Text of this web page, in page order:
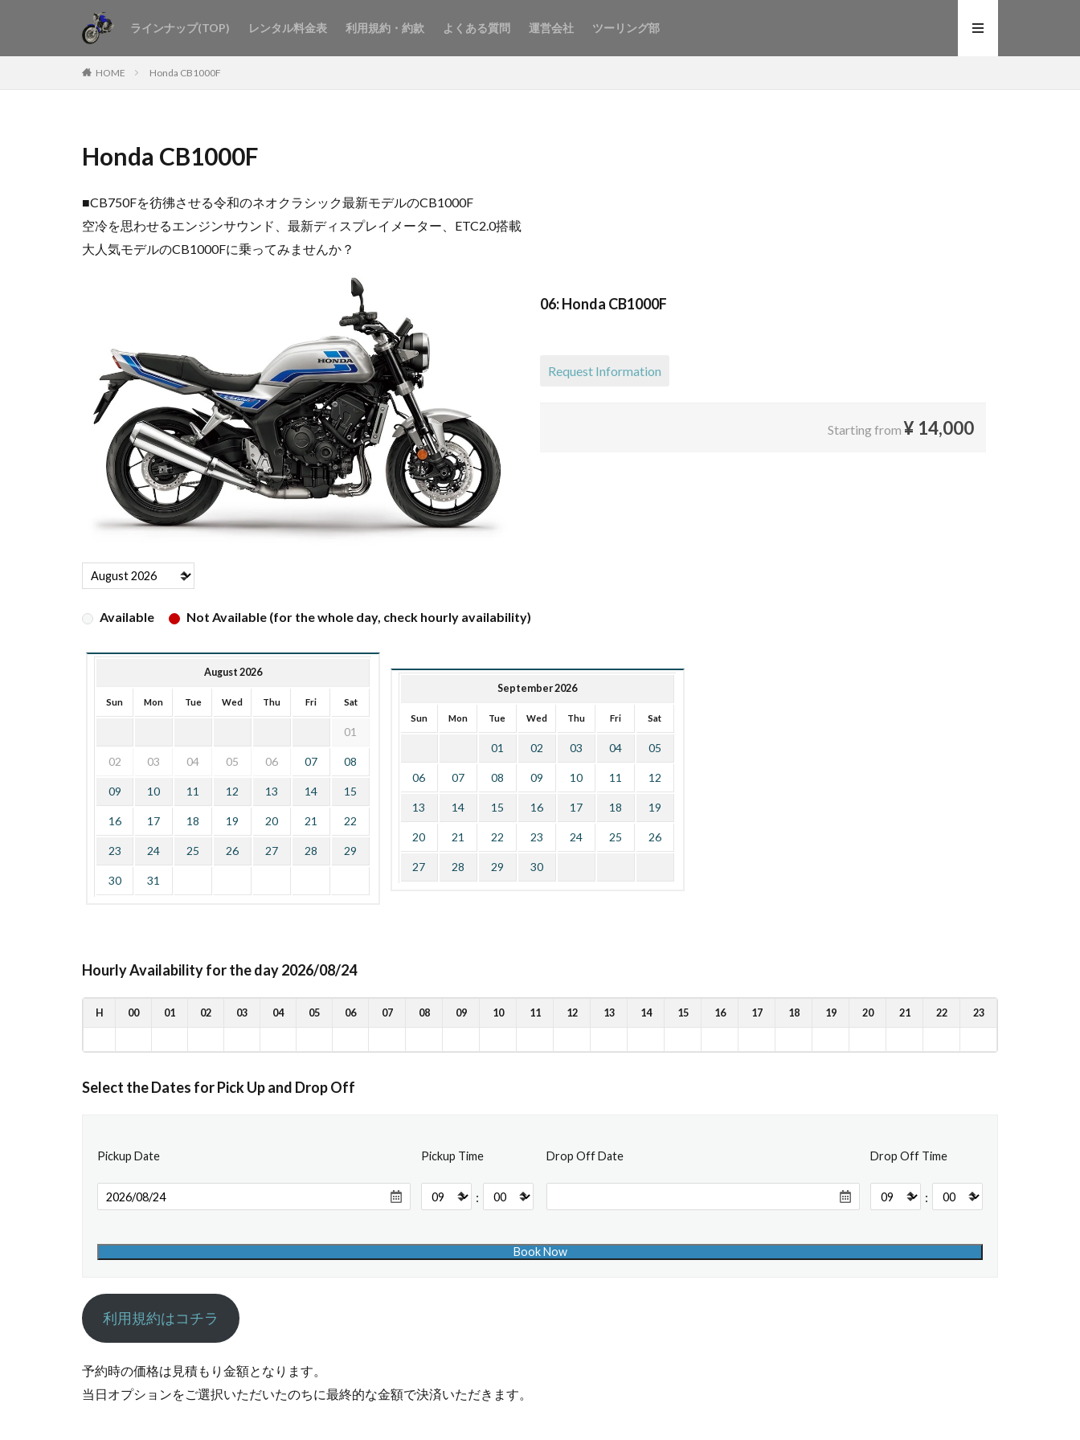
ラインナップ(TOP) レンタル料金表 利用規約・約款 よくある質問 運営会社 ツーリング部
HOME Honda CB1000F
Honda CB1000F
■CB750Fを彷彿させる令和のネオクラシック最新モデルのCB1000F
空冷を思わせるエンジンサウンド、最新ディスプレイメーター、ETC2.0搭載
大人気モデルのCB1000Fに乗ってみませんか？
06: Honda CB1000F
Request Information
Starting from ¥ 14,000
Available Not Available (for the whole day, check hourly availability)
August 2026
Sun Mon Tue Wed Thu Fri Sat
01
02 03 04 05 06 07 08
09 10 11 12 13 14 15
16 17 18 19 20 21 22
23 24 25 26 27 28 29
30 31
September 2026
Sun Mon Tue Wed Thu Fri Sat
01 02 03 04 05
06 07 08 09 10 11 12
13 14 15 16 17 18 19
20 21 22 23 24 25 26
27 28 29 30
Hourly Availability for the day 2026/08/24
H 00 01 02 03 04 05 06 07 08 09 10 11 12 13 14 15 16 17 18 19 20 21 22 23
Select the Dates for Pick Up and Drop Off
Pickup Date Pickup Time
:
Drop Off Date Drop Off Time
:
利用規約はコチラ
予約時の価格は見積もり金額となります。
当日オプションをご選択いただいたのちに最終的な金額で決済いただきます。